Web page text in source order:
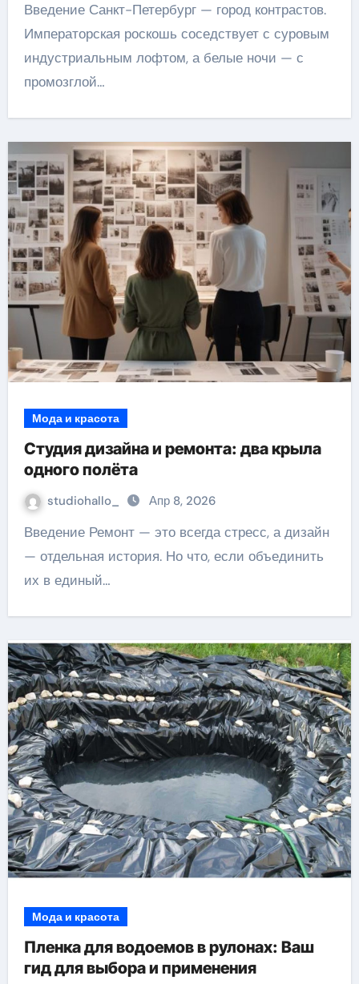
Введение Санкт-Петербург — город контрастов.
Императорская роскошь соседствует с суровым
индустриальным лофтом, а белые ночи — с
промозглой…
Мода и красота
Студия дизайна и ремонта: два крыла
одного полёта
studiohallo_ Апр 8, 2026
Введение Ремонт — это всегда стресс, а дизайн
— отдельная история. Но что, если объединить
их в единый…
Мода и красота
Пленка для водоемов в рулонах: Ваш
гид для выбора и применения